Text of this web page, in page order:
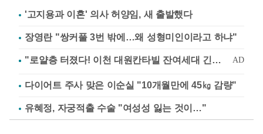
'고지용과 이혼' 의사 허양임, 새 출발했다
장영란 "쌍커풀 3번 밖에…왜 성형미인이라고 하냐"
다이어트 주사 맞은 이순실 "10개월만에 45㎏ 감량"
유혜정, 자궁적출 수술 "여성성 잃는 것이…"